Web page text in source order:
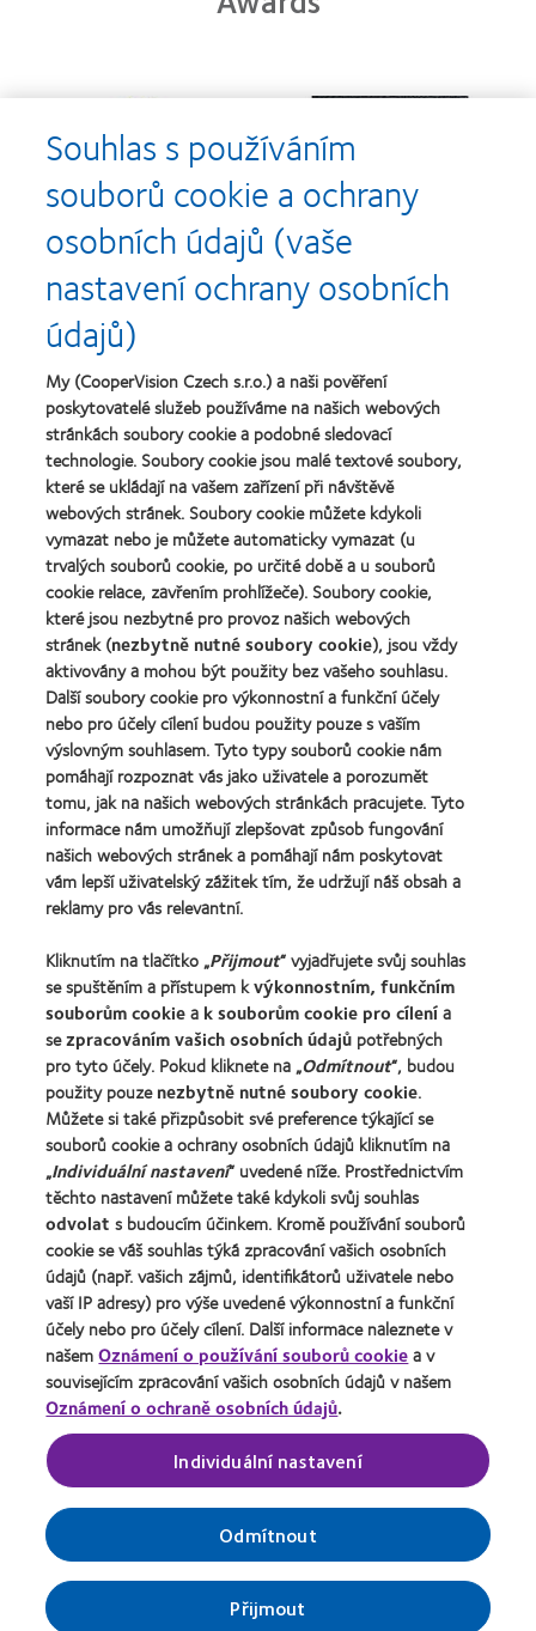
Learn
more
about
Cena
Silmo
d’Or
za
nejlepší
výrobek
pro
čočky
MyDay™
(2013)
Learn
about
Kontaktní
čočky
roku
(2013)
Learn
more
about
Nejlepší
společnosti
pro
vedoucí
pracovníky
roku
2012
a
2010
(2012)
Learn
more
about
závod
roku
2011
(2011)
Learn
more
about
Cena
Wealth
of
health
2011
(2011)
Learn
more
about
Cena
ODMA
2011
(2011)
Learn
more
about
Cena
REBRAND
100®
Global
Award
za
rok
2012
(2012)
Naše produkty
Technologie kontaktních čoček
Najděte ty pravé čočky pro vás
Kontaktní čočky a zrak
Nový uživatel
Zkušený uživatel
Blog
O společnosti CooperVision
Kariéra v CooperVision
Kontaktujte nás
Právní rámec
Ochrana osobních údajů
Oznámení o používání souborů cookie
Podmínky poskytování služeb
Pravidla zasílání komentářů
Správa nastavení souhlasu
© 2026CooperVision|SoučástCooperCompanies| Kontaktní
čočky výrobce CooperVision jsou zdravotnické prostředky
určené ke korekci ametropie. Přečtěte si prosím příbalový
leták na společnosti CooperVision.
Souhlas s používáním
souborů cookie a ochrany
osobních údajů (vaše
nastavení ochrany osobních
údajů)
My (CooperVision Czech s.r.o.) a naši pověření
poskytovatelé služeb používáme na našich webových
stránkách soubory cookie a podobné sledovací
technologie. Soubory cookie jsou malé textové soubory,
které se ukládají na vašem zařízení při návštěvě
webových stránek. Soubory cookie můžete kdykoli
vymazat nebo je můžete automaticky vymazat (u
trvalých souborů cookie, po určité době a u souborů
cookie relace, zavřením prohlížeče). Soubory cookie,
které jsou nezbytné pro provoz našich webových
stránek (nezbytně nutné soubory cookie), jsou vždy
aktivovány a mohou být použity bez vašeho souhlasu.
Další soubory cookie pro výkonnostní a funkční účely
nebo pro účely cílení budou použity pouze s vaším
výslovným souhlasem. Tyto typy souborů cookie nám
pomáhají rozpoznat vás jako uživatele a porozumět
tomu, jak na našich webových stránkách pracujete. Tyto
informace nám umožňují zlepšovat způsob fungování
našich webových stránek a pomáhají nám poskytovat
vám lepší uživatelský zážitek tím, že udržují náš obsah a
reklamy pro vás relevantní.
Kliknutím na tlačítko „Přijmout“ vyjadřujete svůj souhlas
se spuštěním a přístupem kvýkonnostním, funkčním
souborům cookiea k souborům cookie pro cílenía
sezpracováním vašich osobních údajů potřebných
pro tyto účely. Pokud kliknete na „Odmítnout“, budou
použity pouzenezbytně nutné soubory cookie.
Můžete si také přizpůsobit své preference týkající se
souborů cookie a ochrany osobních údajů kliknutím na
„Individuální nastavení“ uvedené níže. Prostřednictvím
těchto nastavení můžete také kdykoli svůj souhlas
odvolat s budoucím účinkem. Kromě používání souborů
cookie se váš souhlas týká zpracování vašich osobních
údajů (např. vašich zájmů, identifikátorů uživatele nebo
vaší IP adresy) pro výše uvedené výkonnostní a funkční
účely nebo pro účely cílení. Další informace naleznete v
našemOznámení o používání souborů cookiea v
souvisejícím zpracování vašich osobních údajů v našem
Oznámení o ochraně osobních údajů.
Individuální nastavení
Odmítnout
Přijmout